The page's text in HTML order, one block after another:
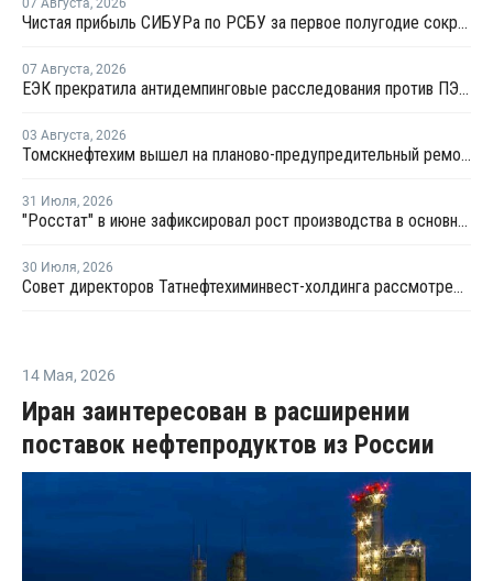
07 Августа, 2026
Чистая прибыль СИБУРа по РСБУ за первое полугодие сократилась в 3,6 раза
07 Августа, 2026
ЕЭК прекратила антидемпинговые расследования против ПЭ и ПП из Азербайджана и Туркменистана
03 Августа, 2026
Томскнефтехим вышел на планово-предупредительный ремонт
31 Июля, 2026
"Росстат" в июне зафиксировал рост производства в основных группах пластмасс
30 Июля, 2026
Совет директоров Татнефтехиминвест-холдинга рассмотрел инновационные решения для разных сфер экономики
14 Мая, 2026
Иран заинтересован в расширении
поставок нефтепродуктов из России